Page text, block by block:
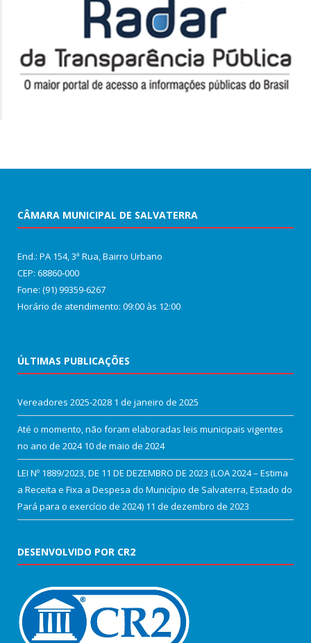
CÂMARA MUNICIPAL DE SALVATERRA
End.: PA 154, 3ª Rua, Bairro Urbano
CEP: 68860‑000
Fone: (91) 99359-6267
Horário de atendimento: 09:00 às 12:00
ÚLTIMAS PUBLICAÇÕES
Vereadores 2025-2028 1 de janeiro de 2025
Até o momento, não foram elaboradas leis municipais vigentes
no ano de 2024 10 de maio de 2024
LEI Nº 1889/2023, DE 11 DE DEZEMBRO DE 2023 (LOA 2024 – Estima
a Receita e Fixa a Despesa do Município de Salvaterra, Estado do
Pará para o exercício de 2024) 11 de dezembro de 2023
DESENVOLVIDO POR CR2